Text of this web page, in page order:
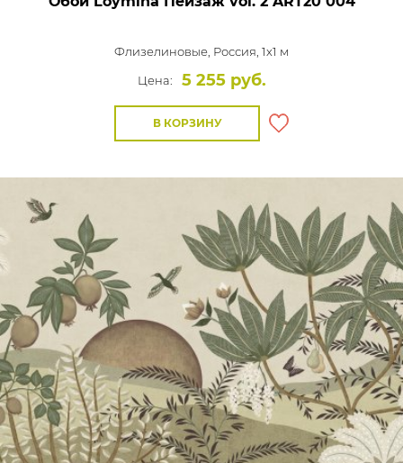
Флизелиновые, Россия, 1x1 м
Цена:
5 255 руб.
В КОРЗИНУ